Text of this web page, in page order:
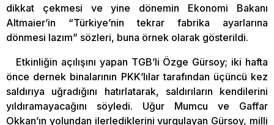
dikkat çekmesi ve yine dönemin Ekonomi Bakanı
Altmaier’in “Türkiye’nin tekrar fabrika ayarlarına
dönmesi lazım” sözleri, buna örnek olarak gösterildi.
Etkinliğin açılışını yapan TGB’li Özge Gürsoy; iki hafta
önce dernek binalarının PKK’lılar tarafından üçüncü kez
saldırıya uğradığını hatırlatarak, saldırıların kendilerini
yıldıramayacağını söyledi. Uğur Mumcu ve Gaffar
Okkan’ın yolundan ilerlediklerini vurgulayan Gürsoy, milli